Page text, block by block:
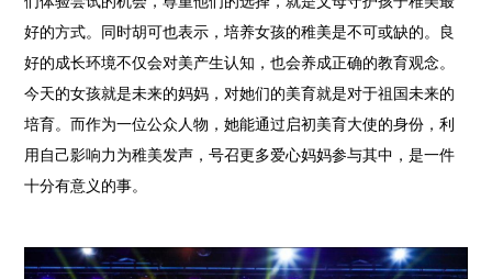
好的方式。同时胡可也表示，培养女孩的稚美是不可或缺的。良
好的成长环境不仅会对美产生认知，也会养成正确的教育观念。
今天的女孩就是未来的妈妈，对她们的美育就是对于祖国未来的
培育。而作为一位公众人物，她能通过启初美育大使的身份，利
用自己影响力为稚美发声，号召更多爱心妈妈参与其中，是一件
十分有意义的事。